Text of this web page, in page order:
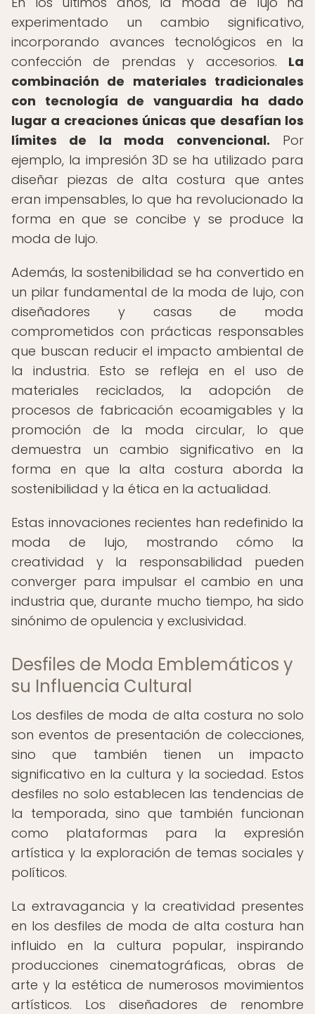
experimentado un cambio significativo,
incorporando avances tecnológicos en la
confección de prendas y accesorios. La
combinación de materiales tradicionales
con tecnología de vanguardia ha dado
lugar a creaciones únicas que desafían los
límites de la moda convencional. Por
ejemplo, la impresión 3D se ha utilizado para
diseñar piezas de alta costura que antes
eran impensables, lo que ha revolucionado la
forma en que se concibe y se produce la
moda de lujo.
Además, la sostenibilidad se ha convertido en
un pilar fundamental de la moda de lujo, con
diseñadores y casas de moda
comprometidos con prácticas responsables
que buscan reducir el impacto ambiental de
la industria. Esto se refleja en el uso de
materiales reciclados, la adopción de
procesos de fabricación ecoamigables y la
promoción de la moda circular, lo que
demuestra un cambio significativo en la
forma en que la alta costura aborda la
sostenibilidad y la ética en la actualidad.
Estas innovaciones recientes han redefinido la
moda de lujo, mostrando cómo la
creatividad y la responsabilidad pueden
converger para impulsar el cambio en una
industria que, durante mucho tiempo, ha sido
sinónimo de opulencia y exclusividad.
Desfiles de Moda Emblemáticos y
su Influencia Cultural
Los desfiles de moda de alta costura no solo
son eventos de presentación de colecciones,
sino que también tienen un impacto
significativo en la cultura y la sociedad. Estos
desfiles no solo establecen las tendencias de
la temporada, sino que también funcionan
como plataformas para la expresión
artística y la exploración de temas sociales y
políticos.
La extravagancia y la creatividad presentes
en los desfiles de moda de alta costura han
influido en la cultura popular, inspirando
producciones cinematográficas, obras de
arte y la estética de numerosos movimientos
artísticos. Los diseñadores de renombre